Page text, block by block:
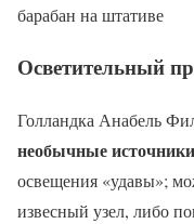
барабан на штативе
Осветительный
Голландка Анабель
необычные
освещения «удавы»;
извесный узел, либо